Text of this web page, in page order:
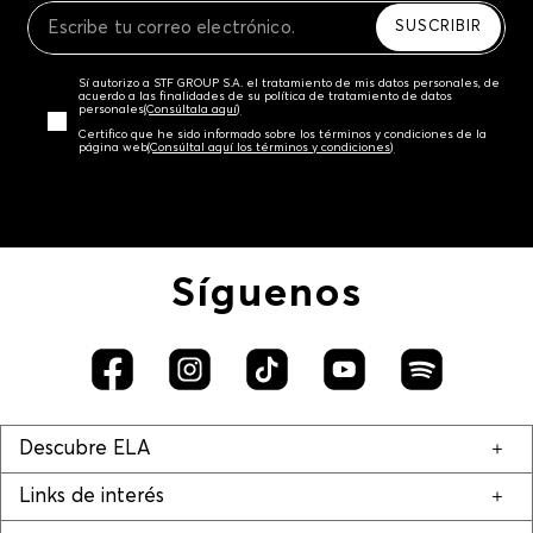
SUSCRIBIR
Sí autorizo a STF GROUP S.A. el tratamiento de mis datos personales, de
acuerdo a las finalidades de su política de tratamiento de datos
personales‎(Consúltala aquí)
Certifico que he sido informado sobre los términos y condiciones de la
página web‎(Consúltal aquí los términos y condiciones)
Síguenos
Descubre ELA
Links de interés